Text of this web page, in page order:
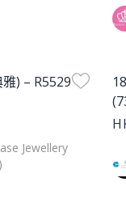
) – R5529
Jewellery